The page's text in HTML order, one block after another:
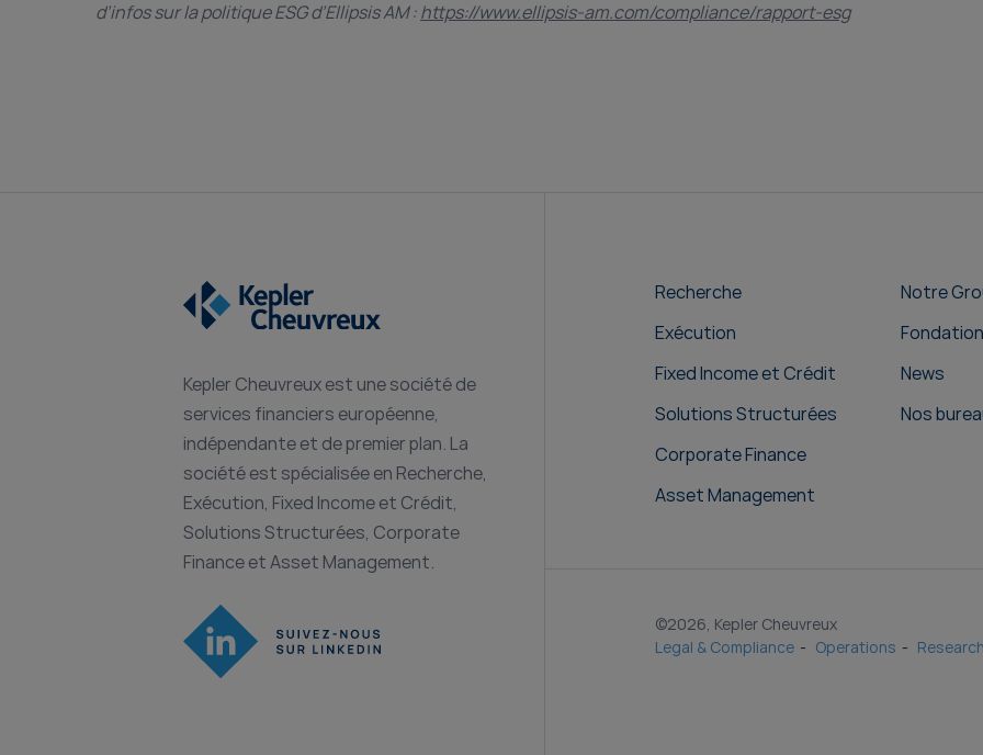
d’infos sur la politique ESG d’Ellipsis AM :https://www.ellipsis-am.com/compliance/rapport-esg
Kepler Cheuvreux est une société de
services financiers européenne,
indépendante et de premier plan. La
société est spécialisée en Recherche,
Exécution, Fixed Income et Crédit,
Solutions Structurées, Corporate
Finance et Asset Management.
Recherche
Exécution
Fixed Income et Crédit
Solutions Structurées
Corporate Finance
Asset Management
Notre
Fondation
News
Nos
©2026, Kepler Cheuvreux
Legal & Compliance
Operations